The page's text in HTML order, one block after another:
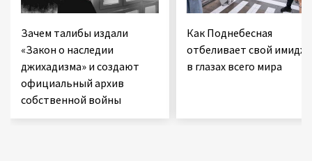
Зачем талибы издали
«Закон о наследии
джихадизма» и создают
официальный архив
собственной войны
Как Поднебесная
отбеливает свой имидж
в глазах всего мира